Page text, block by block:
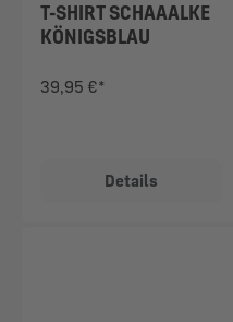
T-SHIRT SCHAAALKE
KÖNIGSBLAU
39,95 €*
Details